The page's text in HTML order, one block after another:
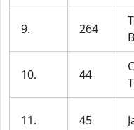
9. 264
10. 44
11. 45